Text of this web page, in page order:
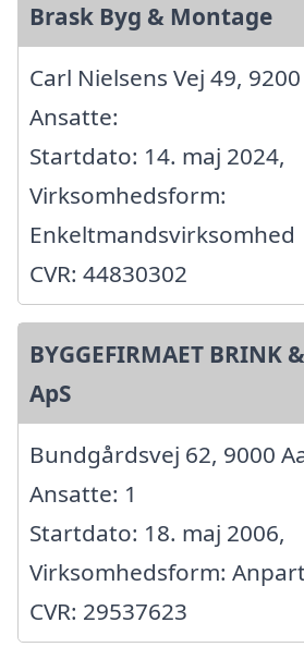
Brask Byg & Montage
Carl Nielsens Vej 49,
Ansatte:
Startdato: 14. maj 2024,
Virksomhedsform:
Enkeltmandsvirksomhed
CVR: 44830302
BYGGEFIRMAET BRINK
ApS
Bundgårdsvej 62, 9000
Ansatte: 1
Startdato: 18. maj 2006,
Virksomhedsform:
CVR: 29537623